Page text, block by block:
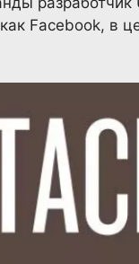
Facebook, в